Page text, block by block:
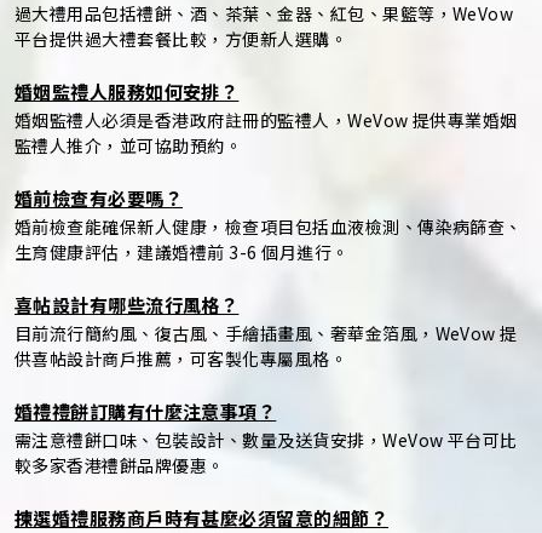
過大禮用品包括禮餅、酒、茶葉、金器、紅包、果籃等，WeVow
平台提供過大禮套餐比較，方便新人選購。
婚姻監禮人服務如何安排？
婚姻監禮人必須是香港政府註冊的監禮人，WeVow 提供專業婚姻
監禮人推介，並可協助預約。
婚前檢查有必要嗎？
婚前檢查能確保新人健康，檢查項目包括血液檢測、傳染病篩查、
生育健康評估，建議婚禮前 3-6 個月進行。
喜帖設計有哪些流行風格？
目前流行簡約風、復古風、手繪插畫風、奢華金箔風，WeVow 提
供喜帖設計商戶推薦，可客製化專屬風格。
婚禮禮餅訂購有什麼注意事項？
需注意禮餅口味、包裝設計、數量及送貨安排，WeVow 平台可比
較多家香港禮餅品牌優惠。
揀選婚禮服務商戶時有甚麼必須留意的細節？